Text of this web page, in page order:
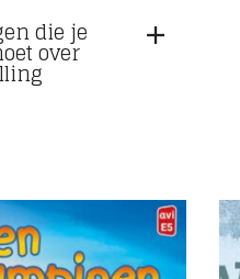
die je
over